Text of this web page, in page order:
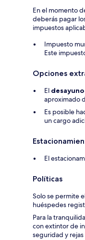
En el momento
deberás pagar
impuestos
Impuesto
Este
Opciones
El
aproximado
Es posible
un cargo
El
Políticas
Solo se permite
huéspedes
Para la
con extintor de
seguridad y